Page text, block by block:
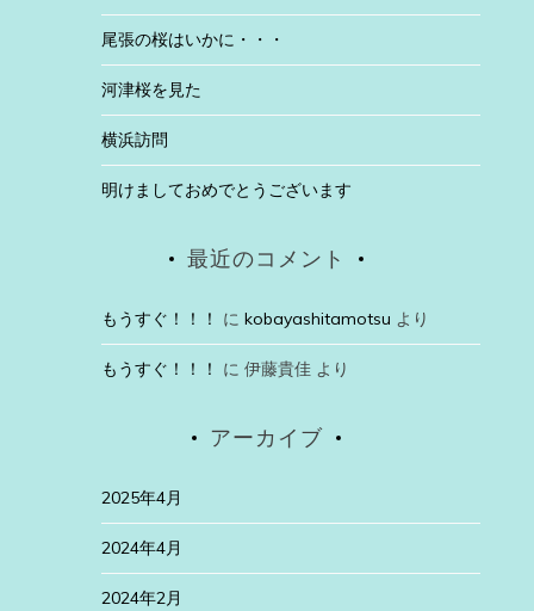
尾張の桜はいかに・・・
河津桜を見た
横浜訪問
明けましておめでとうございます
最近のコメント
もうすぐ！！！ に kobayashitamotsu より
もうすぐ！！！ に 伊藤貴佳より
アーカイブ
2025年4月
2024年4月
2024年2月